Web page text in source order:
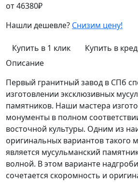
от46380₽
Нашли дешевле? Снизим цену!
Купить в 1 клик
Купить в
Описание
Первый гранитный завод в СПб
изготовлении эксклюзивных
памятников. Наши мастера
монументы в полном
восточной культуры. Одним из
оригинальных вариантов такого
является мусульманский
волной. В этом варианте
сочетается скоромность и